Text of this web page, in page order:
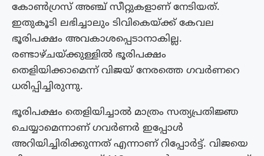
കോൺഗ്രസ് അഞ്ച് സീറ്റുകളാണ് നേടിയത്.
ഇതുകൂടി ലഭിച്ചാലും ടിവികെയ്ക്ക് കേവല
ഭൂരിപക്ഷം അവകാശപ്പെടാനാകില്ല.
രണ്ടാഴ്‌ചയ്ക്കുള്ളിൽ ഭൂരിപക്ഷം
തെളിയിക്കാമെന്ന് വിജയ് നേരത്തെ ഗവർണറെ
ധരിപ്പിച്ചിരുന്നു.
ഭൂരിപക്ഷം തെളിയിച്ചാൽ മാത്രം സത്യപ്രതിജ്ഞ
ചെയ്യാമെന്നാണ് ഗവർണർ ഇപ്പോൾ
അറിയിച്ചിരിക്കുന്നത് എന്നാണ് റിപ്പോർട്ട്. വിജയെ